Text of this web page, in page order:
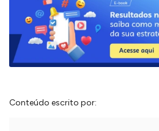
Conteúdo escrito por: